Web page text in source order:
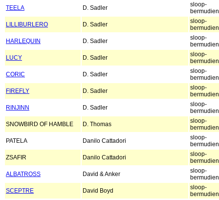
TEELA D. Sadler
sloop-
bermudien
LILLIBURLERO
D. Sadler
sloop-
bermudien
HARLEQUIN
D. Sadler
sloop-
bermudien
LUCY
D. Sadler
sloop-
bermudien
CORIC
D. Sadler
sloop-
bermudien
FIREFLY
D. Sadler
sloop-
bermudien
RINJINN
D. Sadler
sloop-
bermudien
SNOWBIRD OF HAMBLE
D. Thomas
sloop-
bermudien
PATELA
Danilo Cattadori
sloop-
bermudien
ZSAFIR
Danilo Cattadori
sloop-
bermudien
ALBATROSS
David & Anker
sloop-
bermudien
SCEPTRE
David Boyd
sloop-
bermudien